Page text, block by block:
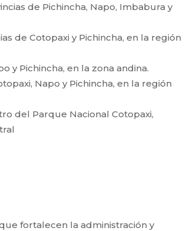
de Pichincha, Napo, Imbabura y
de Cotopaxi y Pichincha, en la región
y Pichincha, en la zona andina.
Napo y Pichincha, en la región
del Parque Nacional Cotopaxi,
fortalecen la administración y